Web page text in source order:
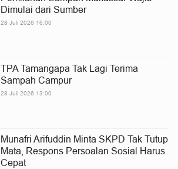
Dimulai dari Sumber
28 Juli 2026 16:00
TPA Tamangapa Tak Lagi Terima
Sampah Campur
28 Juli 2026 13:00
Munafri Arifuddin Minta SKPD Tak Tutup
Mata, Respons Persoalan Sosial Harus
Cepat